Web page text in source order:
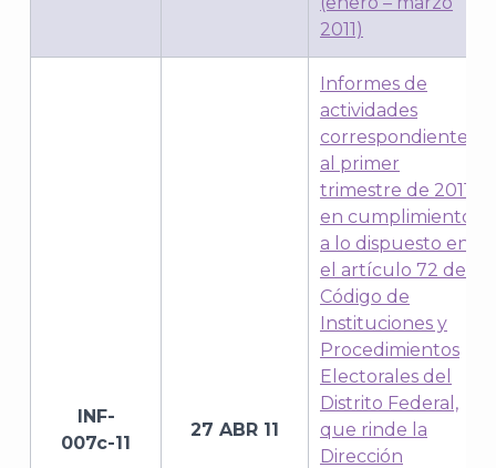
2011)
INF-
007c-11
27 ABR 11
Informes de
actividades
correspondientes
al primer
trimestre de 2011,
en cumplimiento
a lo dispuesto en
el artículo 72 del
Código de
Instituciones y
Procedimientos
Electorales del
Distrito Federal,
que rinde la
Dirección